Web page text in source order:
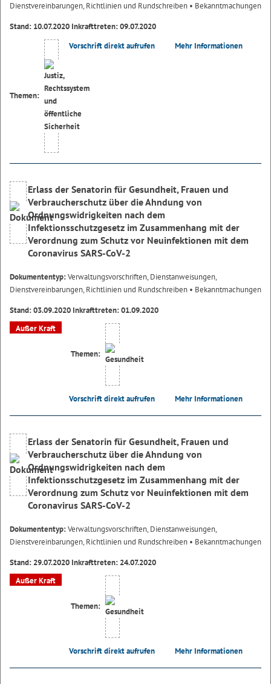
Dienstvereinbarungen, Richtlinien und Rundschreiben • Bekanntmachungen
Stand: 10.07.2020 Inkrafttreten: 09.07.2020
Themen:
Vorschrift direkt aufrufen Mehr Informationen
Erlass der Senatorin für Gesundheit, Frauen und
Verbraucherschutz über die Ahndung von
Ordnungswidrigkeiten nach dem
Infektionsschutzgesetz im Zusammenhang mit der
Verordnung zum Schutz vor Neuinfektionen mit dem
Coronavirus SARS-CoV-2
Dokumententyp:Verwaltungsvorschriften, Dienstanweisungen,
Dienstvereinbarungen, Richtlinien und Rundschreiben • Bekanntmachungen
Stand: 03.09.2020 Inkrafttreten: 01.09.2020
Außer Kraft
Themen:
Vorschrift direkt aufrufen Mehr Informationen
Erlass der Senatorin für Gesundheit, Frauen und
Verbraucherschutz über die Ahndung von
Ordnungswidrigkeiten nach dem
Infektionsschutzgesetz im Zusammenhang mit der
Verordnung zum Schutz vor Neuinfektionen mit dem
Coronavirus SARS-CoV-2
Dokumententyp:Verwaltungsvorschriften, Dienstanweisungen,
Dienstvereinbarungen, Richtlinien und Rundschreiben • Bekanntmachungen
Stand: 29.07.2020 Inkrafttreten: 24.07.2020
Außer Kraft
Themen:
Vorschrift direkt aufrufen Mehr Informationen